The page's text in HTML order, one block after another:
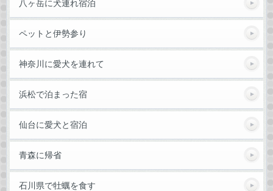
八ヶ岳に犬連れ宿泊
ペットと伊勢参り
神奈川に愛犬を連れて
浜松で泊まった宿
仙台に愛犬と宿泊
青森に帰省
石川県で牡蠣を食す